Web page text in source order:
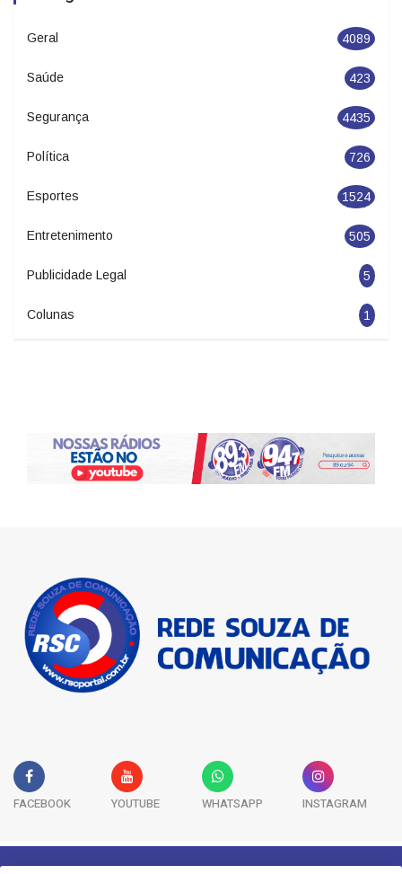
Geral 4089
Saúde 423
Segurança 4435
Política 726
Esportes 1524
Entretenimento 505
Publicidade Legal 5
Colunas 1
FACEBOOK YOUTUBE WHATSAPP INSTAGRAM